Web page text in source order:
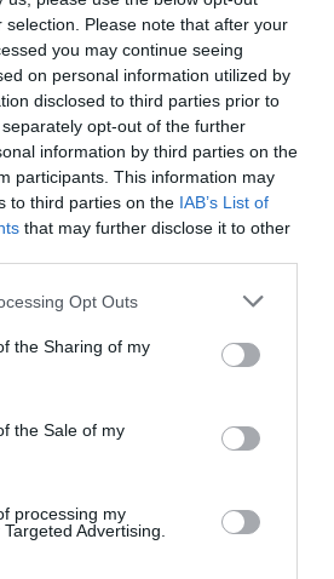
Please note that after your
you may continue seeing
on personal information utilized by
disclosed to third parties prior to
opt-out of the further
information by third parties on the
participants. This information may
to third parties on the IAB’s List of
that may further disclose it to other
app uses one or more Google
usage behaviour. You may click to
Google and its third-party tags to
specified purposes in below Google
Opt Outs
the Sharing of my
the Sale of my
processing my
Advertising.
από τη
με
Εύβοια: Το
36χρονο
για
πάει
η
57χρονο
Συντάξεις: Ποιοι θα
πάρουν αύξηση το
2027 – Τα ποσά
15
2026: Πότε
πληρώνονται οι